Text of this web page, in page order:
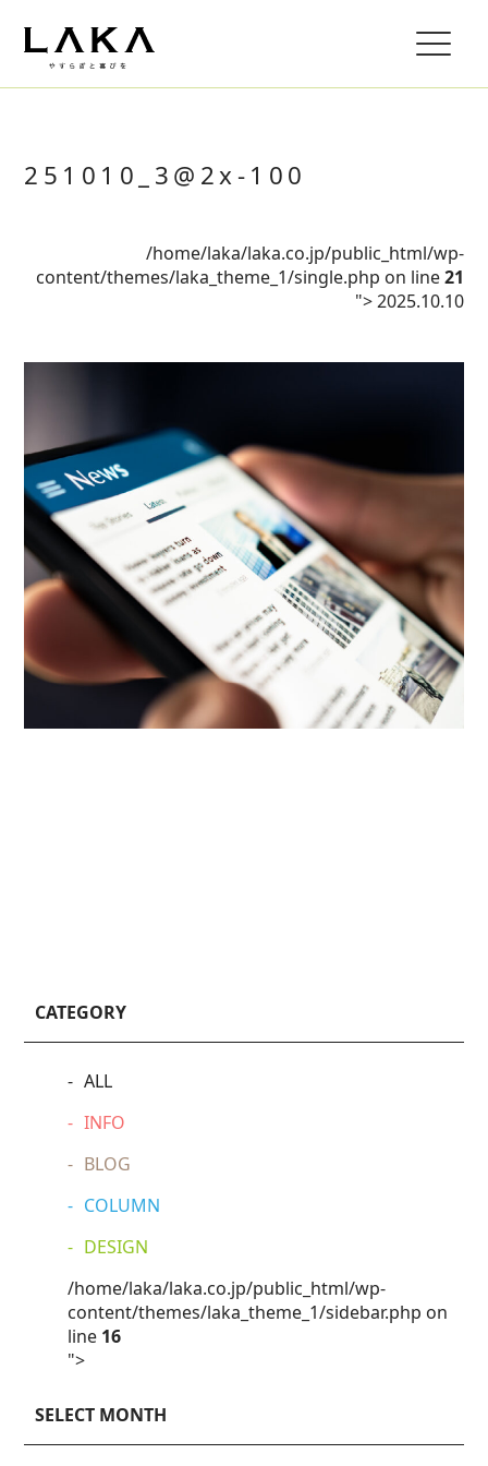
251010_3@2x-100
/home/laka/laka.co.jp/public_html/wp-
content/themes/laka_theme_1/single.php on line21
">2025.10.10
CATEGORY
ALL
INFO
BLOG
COLUMN
DESIGN
/home/laka/laka.co.jp/public_html/wp-
content/themes/laka_theme_1/sidebar.php on
line 16
">
SELECT MONTH